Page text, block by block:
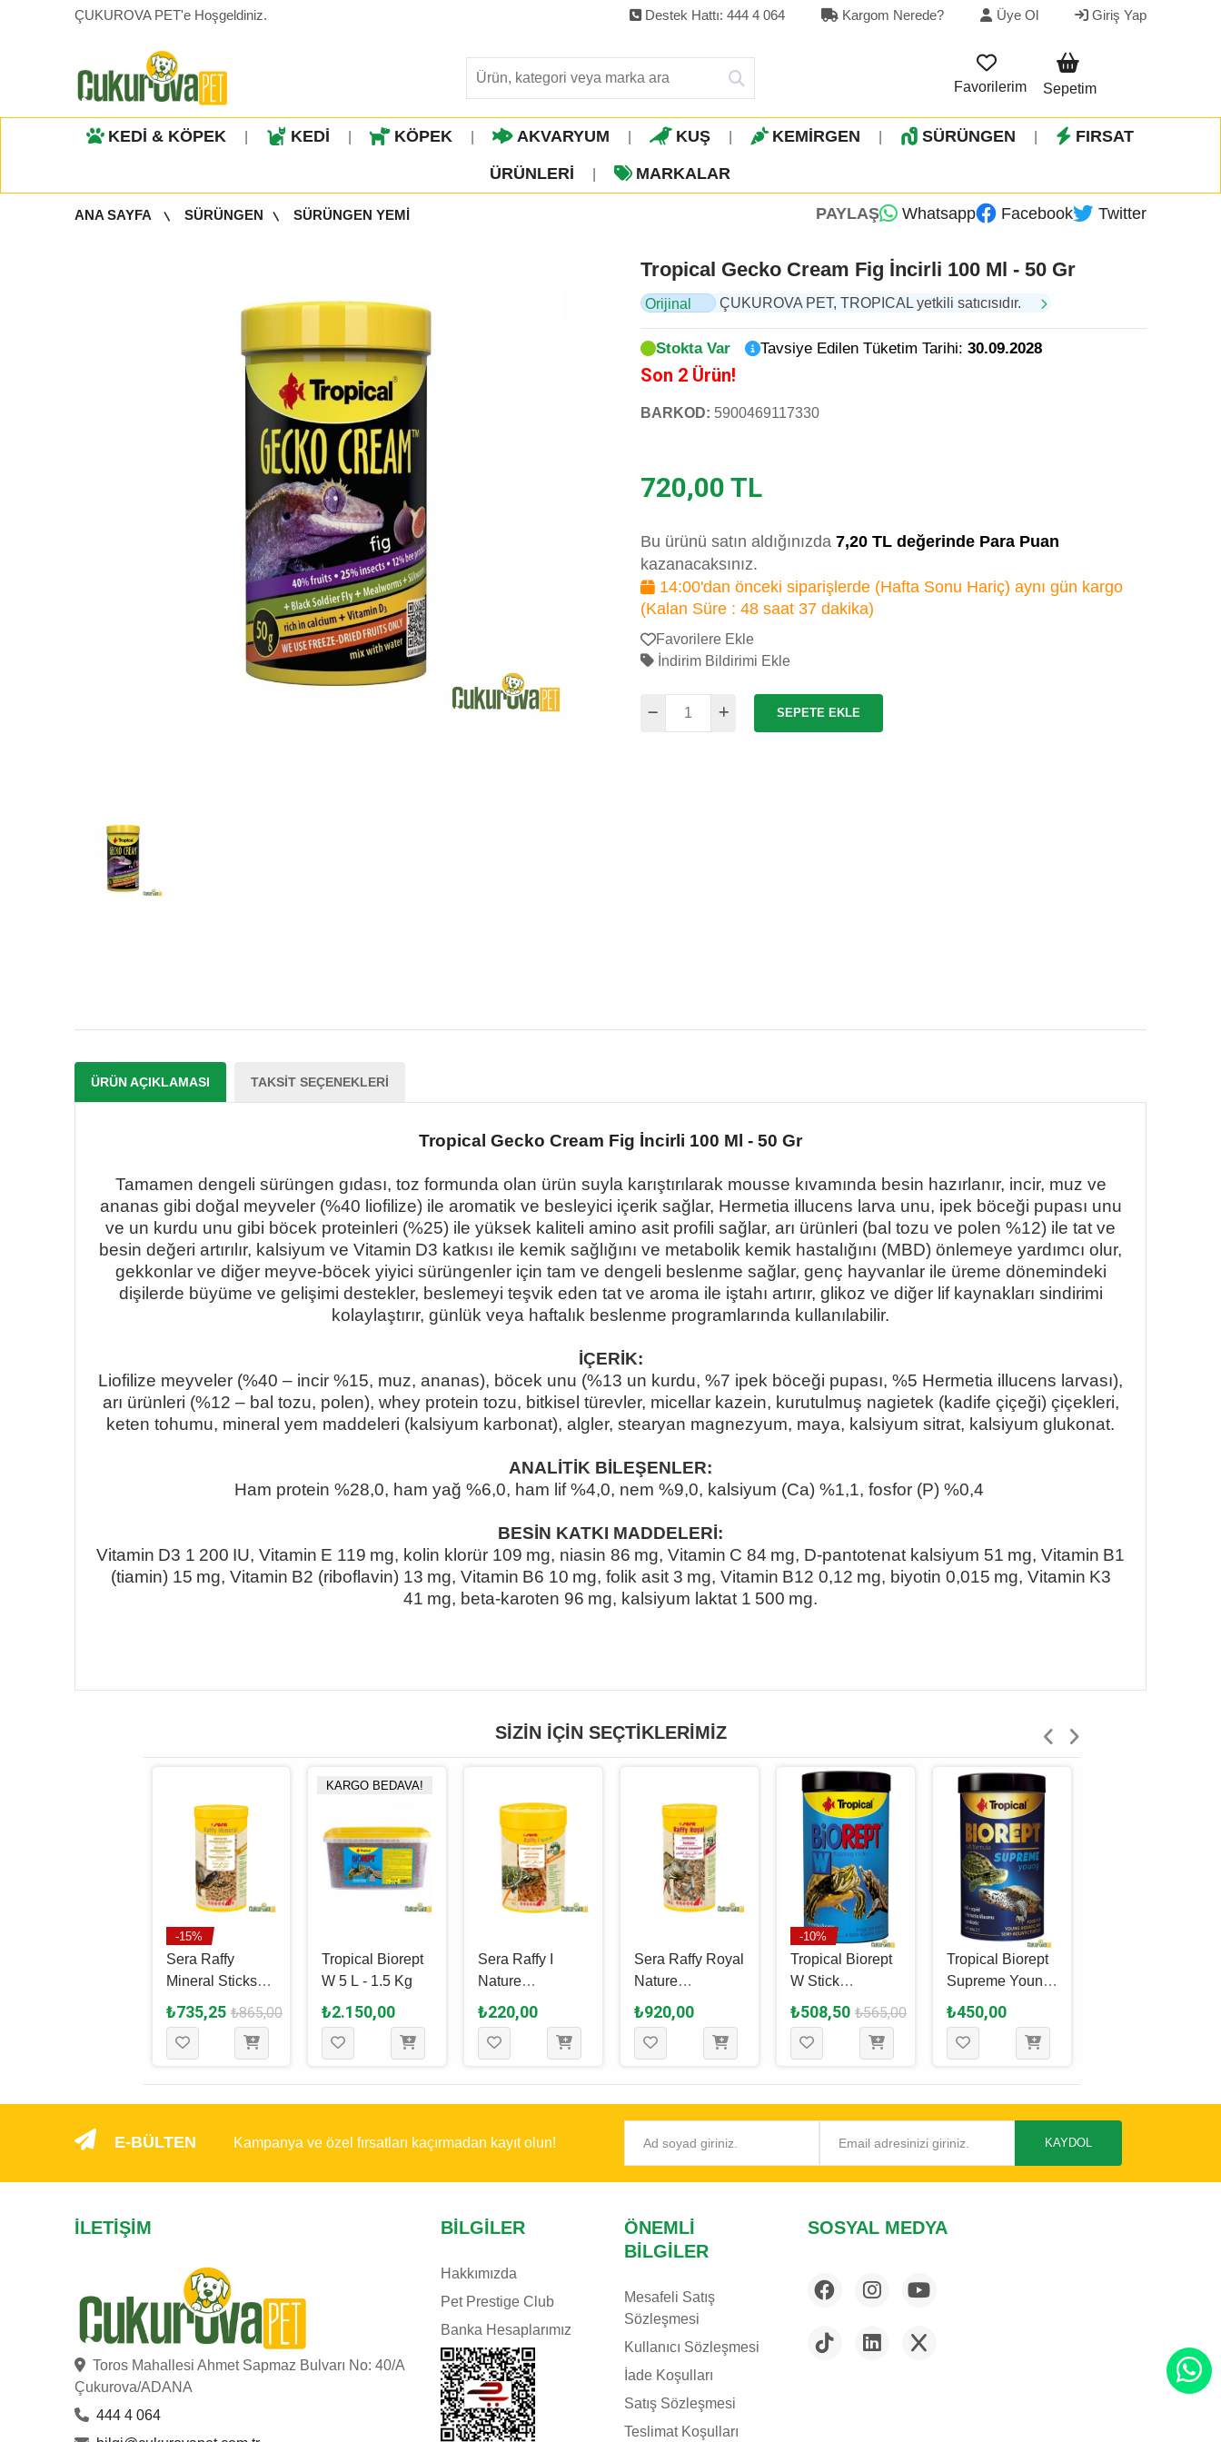
ÇUKUROVA PET'e Hoşgeldiniz. Destek Hattı: 444 4 064 Kargom Nerede? Üye Ol Giriş Yap
Favorilerim Sepetim
KEDİ & KÖPEK KEDİ KÖPEK AKVARYUM KUŞ KEMİRGEN SÜRÜNGEN FIRSAT
ÜRÜNLERI MARKALAR
ANA SAYFA SÜRÜNGEN SÜRÜNGEN YEMİ PAYLAŞ Whatsapp Facebook Twitter
Tropical Gecko Cream Fig İncirli 100 Ml - 50 Gr
Orijinal
ÇUKUROVA PET, TROPICAL yetkili satıcısıdır.
Stokta Var Tavsiye Edilen Tüketim Tarihi: 30.09.2028
Son 2 Ürün!
BARKOD: 5900469117330
720,00 TL
Bu ürünü satın aldığınızda 7,20 TL değerinde Para Puan
kazanacaksınız.
14:00'dan önceki siparişlerde (Hafta Sonu Hariç) aynı gün kargo
(Kalan Süre : 48 saat 37 dakika)
Favorilere Ekle
İndirim Bildirimi Ekle
SEPETE EKLE
ÜRÜN AÇIKLAMASI TAKSIT SEÇENEKLERI
Tropical Gecko Cream Fig İncirli 100 Ml - 50 Gr
Tamamen dengeli sürüngen gıdası, toz formunda olan ürün suyla karıştırılarak mousse kıvamında besin hazırlanır, incir, muz ve
ananas gibi doğal meyveler (%40 liofilize) ile aromatik ve besleyici içerik sağlar, Hermetia illucens larva unu, ipek böceği pupası unu
ve un kurdu unu gibi böcek proteinleri (%25) ile yüksek kaliteli amino asit profili sağlar, arı ürünleri (bal tozu ve polen %12) ile tat ve
besin değeri artırılır, kalsiyum ve Vitamin D3 katkısı ile kemik sağlığını ve metabolik kemik hastalığını (MBD) önlemeye yardımcı olur,
gekkonlar ve diğer meyve‑böcek yiyici sürüngenler için tam ve dengeli beslenme sağlar, genç hayvanlar ile üreme dönemindeki
dişilerde büyüme ve gelişimi destekler, beslemeyi teşvik eden tat ve aroma ile iştahı artırır, glikoz ve diğer lif kaynakları sindirimi
kolaylaştırır, günlük veya haftalık beslenme programlarında kullanılabilir.
İÇERİK:
Liofilize meyveler (%40 – incir %15, muz, ananas), böcek unu (%13 un kurdu, %7 ipek böceği pupası, %5 Hermetia illucens larvası),
arı ürünleri (%12 – bal tozu, polen), whey protein tozu, bitkisel türevler, micellar kazein, kurutulmuş nagietek (kadife çiçeği) çiçekleri,
keten tohumu, mineral yem maddeleri (kalsiyum karbonat), algler, stearyan magnezyum, maya, kalsiyum sitrat, kalsiyum glukonat.
ANALİTİK BİLEŞENLER:
Ham protein %28,0, ham yağ %6,0, ham lif %4,0, nem %9,0, kalsiyum (Ca) %1,1, fosfor (P) %0,4
BESİN KATKI MADDELERİ:
Vitamin D3 1 200 IU, Vitamin E 119 mg, kolin klorür 109 mg, niasin 86 mg, Vitamin C 84 mg, D‑pantotenat kalsiyum 51 mg, Vitamin B1
(tiamin) 15 mg, Vitamin B2 (riboflavin) 13 mg, Vitamin B6 10 mg, folik asit 3 mg, Vitamin B12 0,12 mg, biyotin 0,015 mg, Vitamin K3
41 mg, beta‑karoten 96 mg, kalsiyum laktat 1 500 mg.
SIZIN İÇIN SEÇTIKLERIMIZ
-15%
Sera Raffy
Mineral Sticks
Kaplumbağa
Yemi 1 L - 215
Gr
₺735,25 ₺865,00
KARGO BEDAVA!
Tropical Biorept
W 5 L - 1.5 Kg
₺2.150,00
Sera Raffy I
Nature
Kaplumbağa
Yemi 100 Ml - 14
Gr
₺220,00
Sera Raffy Royal
Nature
Kaplumbağa
Yemi 1 L - 220
Gr
₺920,00
-10%
Tropical Biorept
W Stick
Kaplumbağa
Yemi 1000 Ml -
300 Gr
₺508,50 ₺565,00
Tropical Biorept
Supreme Young
250 Ml - 90 Gr
₺450,00
E-BÜLTEN Kampanya ve özel fırsatları kaçırmadan kayıt olun! KAYDOL
İLETIŞIM
Toros Mahallesi Ahmet Sapmaz Bulvarı No: 40/A
Çukurova/ADANA
444 4 064
BILGILER
Hakkımızda
Pet Prestige Club
Banka Hesaplarımız
ÖNEMLI
BILGILER
Mesafeli Satış
Sözleşmesi
Kullanıcı Sözleşmesi
İade Koşulları
Satış Sözleşmesi
Teslimat Koşulları
SOSYAL MEDYA